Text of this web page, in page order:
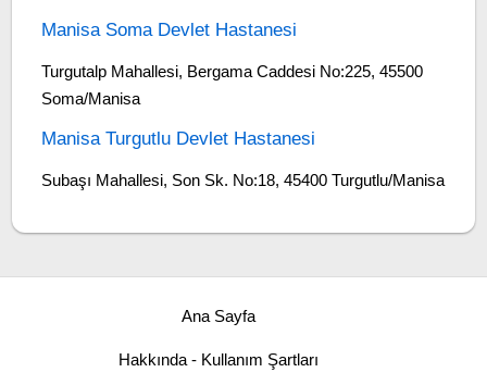
Manisa Soma Devlet Hastanesi
Turgutalp Mahallesi, Bergama Caddesi No:225, 45500
Soma/Manisa
Manisa Turgutlu Devlet Hastanesi
Subaşı Mahallesi, Son Sk. No:18, 45400 Turgutlu/Manisa
Ana Sayfa
Hakkında - Kullanım Şartları